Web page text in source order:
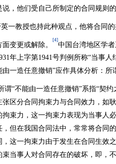
，他们受自己所制定的合同规则
一教授也持此种观点，他将合同
变更或解除。
[4]
中国台湾地区学
年上字第1941号判例所称“当事
一造任意撤销”应作具体分析：
谓“不能由一造任意撤销”系指“契
区分合同拘束力与合同效力，如
束力，这一拘束力表现为当事人
但在我国合同法中，常常将合同
这一拘束力由于发生在合同生效
束当事人对合同存在的破坏，即，